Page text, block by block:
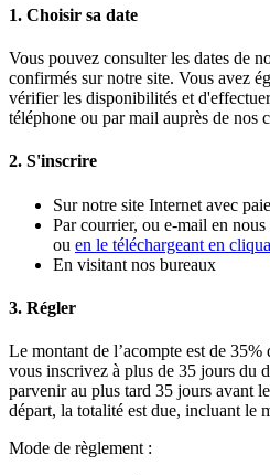
1. Choisir sa date
Vous pouvez consulter les dates de
confirmés sur notre site. Vous avez
vérifier les disponibilités et
téléphone ou par mail auprès de nos
2. S'inscrire
Sur notre site Internet avec
Par courrier, ou e-mail en
ou en le téléchargeant en
En visitant nos bureaux
3. Régler
Le montant de l’acompte est de
vous inscrivez à plus de 35 jours du
parvenir au plus tard 35 jours avant
départ, la totalité est due, incluant le
Mode de règlement :